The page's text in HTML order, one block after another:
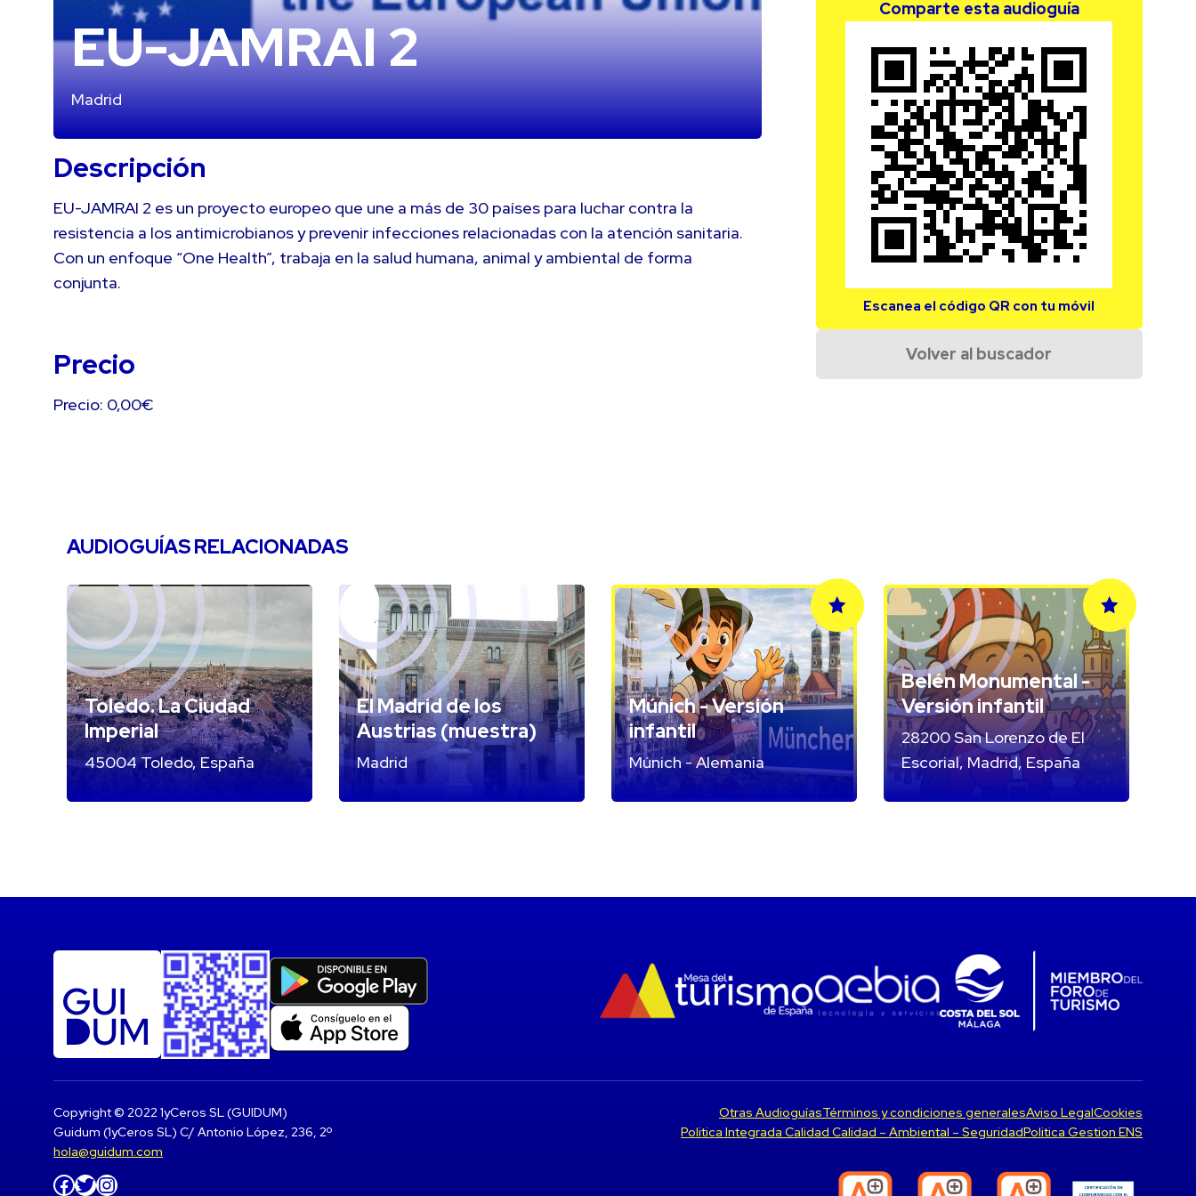
EU-JAMRAI 2
Madrid
Descripción
EU-JAMRAI 2 es un proyecto europeo que une a más de 30 países para luchar contra la
resistencia a los antimicrobianos y prevenir infecciones relacionadas con la atención sanitaria.
Con un enfoque “One Health”, trabaja en la salud humana, animal y ambiental de forma
conjunta.
Precio
Precio: 0,00€
Comparte esta audioguía
Escanea el código QR con tu móvil
Volver al buscador
AUDIOGUÍAS RELACIONADAS
Toledo. La Ciudad
Imperial
45004 Toledo, España
El Madrid de los
Austrias (muestra)
Madrid
Múnich - Versión
infantil
Múnich - Alemania
Belén Monumental -
Versión infantil
28200 San Lorenzo de El
Escorial, Madrid, España
Copyright © 2022 1yCeros SL (GUIDUM)
Guidum (1yCeros SL) C/ Antonio López, 236, 2º
hola@guidum.com
Facebook Twitter Instagram
Otras AudioguíasTérminos y condiciones generalesAviso LegalCookies
Politica Integrada Calidad Calidad – Ambiental – SeguridadPolitica Gestion ENS